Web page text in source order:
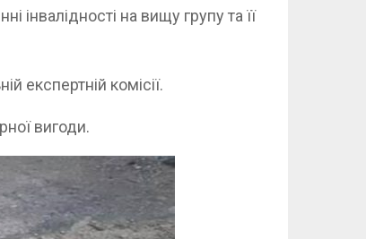
інвалідності на вищу групу та її
експертній комісії.
вигоди.